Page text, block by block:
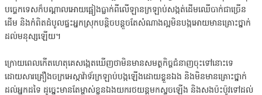
បច្ចេកទេសក៏បណ្ដាលអោយផ្អៀងធ្លាក់ពីលើឡានក្រឡាប់សង្កត់ដើមឈើបាក់ជាច្រើន
ដើម និងកំពិតដំបូលផ្ទះអ្នកស្រុកបន្តិចបន្តួចតែសំណាងល្អមិនបង្កអោយមានគ្រោះថ្នាក់
ដល់មនុស្សឡើយ។
ក្រោយពេលកើតហេតុគេសង្កេតឃើញថាមិនមានសមត្ថកិច្ចជំនាញចុះទៅនោះទេ
ដោយសារគ្រឿងចក្រអេស្កាវ៉ាទ័រក្រឡាប់បង្កឡើងដោយខ្លួនឯង និងមិនមានគ្រោះថ្នាក់
ដល់អ្នកដទៃ ដូច្នេះមានតែម្ចាស់ខ្លួនឯងយករថយន្តមកស្ទូចឡើង និងសងប៉ះប៉ូវទៅដល់